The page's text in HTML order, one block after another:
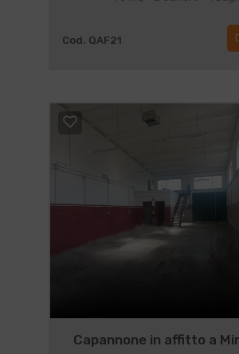
Cod. QAF21
Capannone in affitto a